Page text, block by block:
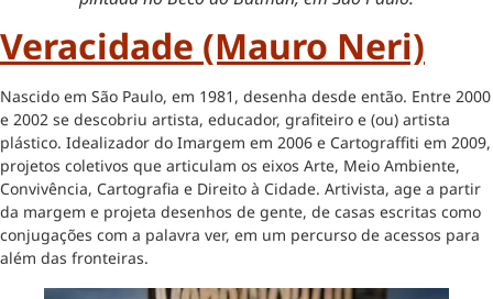
Veracidade (Mauro Neri)
Nascido em São Paulo, em 1981, desenha desde então. Entre 2000
e 2002 se descobriu artista, educador, grafiteiro e (ou) artista
plástico. Idealizador do Imargem em 2006 e Cartograffiti em 2009,
projetos coletivos que articulam os eixos Arte, Meio Ambiente,
Convivência, Cartografia e Direito à Cidade. Artivista, age a partir
da margem e projeta desenhos de gente, de casas escritas como
conjugações com a palavra ver, em um percurso de acessos para
além das fronteiras.